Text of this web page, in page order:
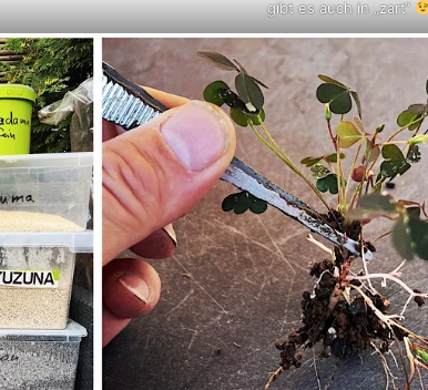
gibt es auch in „zart“